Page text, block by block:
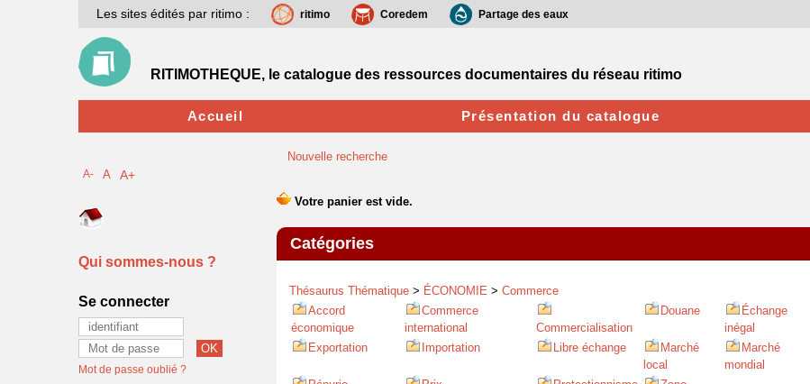
Nouvelle recherche
Catégories
Thésaurus Thématique > ÉCONOMIE > Commerce
Accord
économique
Commerce
international
Commercialisation
Douane
Échange
inégal
Exportation
Importation Libre échange
Marché
local
Marché
mondial
Les sites édités par ritimo : ritimo Coredem Partage des eaux
RITIMOTHEQUE, le catalogue des ressources documentaires du réseau ritimo
Accueil Présentation du catalogue
A- A A+
Qui sommes-nous ?
Se connecter
Mot de passe oublié ?